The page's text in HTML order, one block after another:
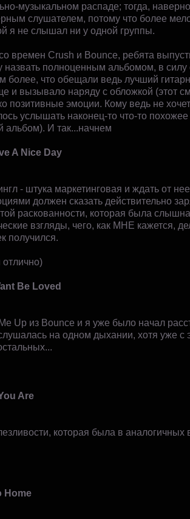
музыкальном распаде; тогда,
слушателем, потому что более
я не слышал ни у одной группы.
времен Crush и Bounce, ребята
полноценным альбомом, в силу
более, что обещали ведь лучший
и вызывало наряду с обложкой (этот
позитивные эмоции. Кому ведь не
услышать наконец-то что-то похожее
альбом). И так...начнем
A Nice Day
- штука маркетинговая и ждать от
должен сказать действительно
раскованности, которая была
взгляды, чего, как МНЕ кажется,
получился.
Be Loved
Up из Bounce и я уже было начал
на одном дыхании, хотя уже с
Are
которая была в аналогичных
Home